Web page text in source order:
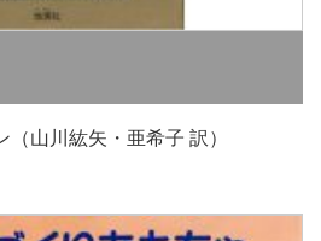
山川紘矢・亜希子 訳）